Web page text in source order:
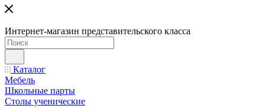
Интернет-магазин представительского класса
Каталог
Мебель
Школьные парты
Столы ученические